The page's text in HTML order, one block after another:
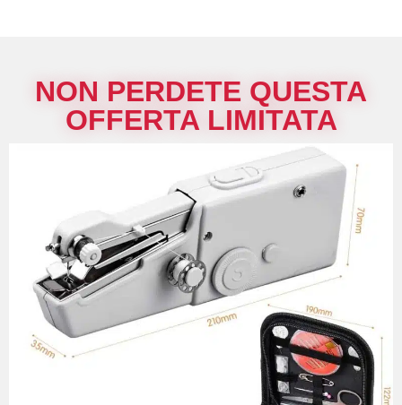
NON PERDETE QUESTA
OFFERTA LIMITATA